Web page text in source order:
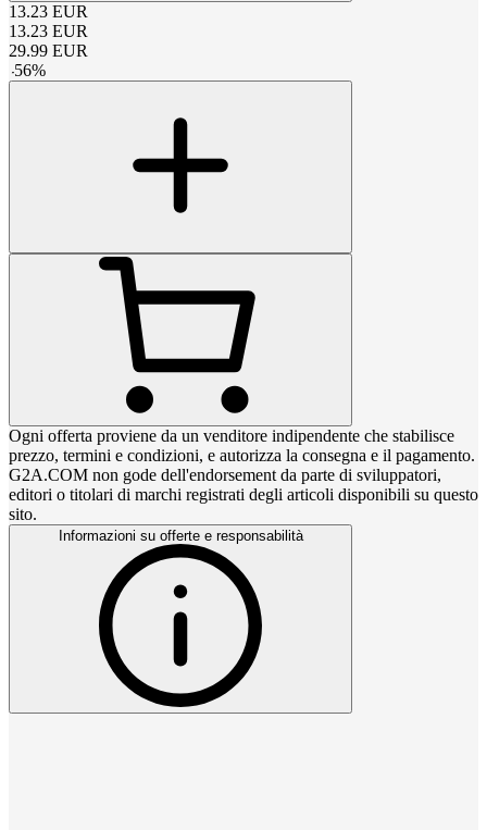
13.23 EUR
13.23 EUR
29.99 EUR
-56%
Ogni offerta proviene da un venditore indipendente che stabilisce
prezzo, termini e condizioni, e autorizza la consegna e il pagamento.
G2A.COM non gode dell'endorsement da parte di sviluppatori,
editori o titolari di marchi registrati degli articoli disponibili su questo
sito.
Informazioni su offerte e responsabilità